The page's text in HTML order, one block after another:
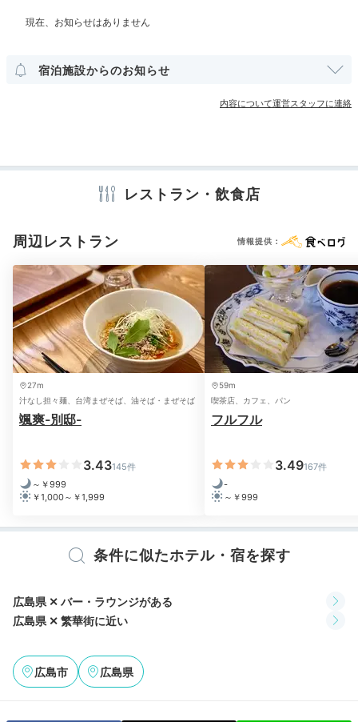
広島のコーヒー店のバリスタが日替わりで担当するの
夕食は「お好み村」で
広島風お好み焼を
広島お好み焼き
たかひーさんの投稿
利用するのも ◎または、23ものお好み焼店が集まる
「お好み村」で広島風お好み焼をぜひ。4階「大丸堂」
でボリューミーな「広島スペシャル」はいかが？
私たちは外に出て、繁華街にある飲食店にて夕食をいただきまし
た。
Bar
その他館内施設
宿泊施設からのお知らせ
内容について運営スタッフに連絡
レストラン・飲食店
周辺レストラン 情報提供：
27m
汁なし担々麺、台湾まぜそば、油そば・まぜそば
颯爽-別邸-
3.43145件
～￥999
￥1,000～￥1,999
59m
喫茶店、カフェ、パン
フルフル
3.49167件
-
～￥999
条件に似たホテル・宿を探す
広島県 ✕ バー・ラウンジがある
広島県 ✕ 繁華街に近い
広島市 広島県